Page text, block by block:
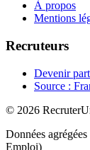
À propos
Mentions
Recruteurs
Devenir
Source :
© 2026
Données
Emploi)